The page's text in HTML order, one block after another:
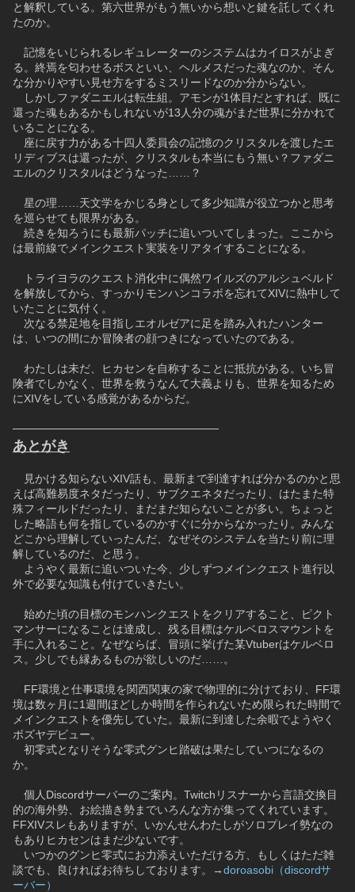
と解釈している。第六世界がもう無いから想いと鍵を託してくれ
たのか。
記憶をいじられるレギュレーターのシステムはカイロスがよぎ
る。終焉を匂わせるボスといい、ヘルメスだった魂なのか、そん
な分かりやすい見せ方をするミスリードなのか分からない。
しかしファダニエルは転生組。アモンが1体目だとすれば、既に
還った魂もあるかもしれないが13人分の魂がまだ世界に分かれて
いることになる。
座に戻す力がある十四人委員会の記憶のクリスタルを渡したエ
リディブスは還ったが、クリスタルも本当にもう無い？ファダニ
エルのクリスタルはどうなった……？
星の理……天文学をかじる身として多少知識が役立つかと思考
を巡らせても限界がある。
続きを知ろうにも最新パッチに追いついてしまった。ここから
は最前線でメインクエスト実装をリアタイすることになる。
トライヨラのクエスト消化中に偶然ワイルズのアルシュベルド
を解放してから、すっかりモンハンコラボを忘れてXIVに熱中して
いたことに気付く。
次なる禁足地を目指しエオルゼアに足を踏み入れたハンター
は、いつの間にか冒険者の顔つきになっていたのである。
わたしは未だ、ヒカセンを自称することに抵抗がある。いち冒
険者でしかなく、世界を救うなんて大義よりも、世界を知るため
にXIVをしている感覚があるからだ。
──────────────────────────
あとがき
見かける知らないXIV話も、最新まで到達すれば分かるのかと思
えば高難易度ネタだったり、サブクエネタだったり、はたまた特
殊フィールドだったり、まだまだ知らないことが多い。ちょっと
した略語も何を指しているのかすぐに分からなかったり。みんな
どこから理解していったんだ、なぜそのシステムを当たり前に理
解しているのだ、と思う。
ようやく最新に追いついた今、少しずつメインクエスト進行以
外で必要な知識も付けていきたい。
始めた頃の目標のモンハンクエストをクリアすること、ピクト
マンサーになることは達成し、残る目標はケルベロスマウントを
手に入れること。なぜならば、冒頭に挙げた某Vtuberはケルベロ
ス。少しでも縁あるものが欲しいのだ……。
FF環境と仕事環境を関西関東の家で物理的に分けており、FF環
境は数ヶ月に1週間ほどしか時間を作られないため限られた時間で
メインクエストを優先していた。最新に到達した余暇でようやく
ボズヤデビュー。
初零式となりそうな零式グンヒ踏破は果たしていつになるの
か。
個人Discordサーバーのご案内。Twitchリスナーから言語交換目
的の海外勢、お絵描き勢までいろんな方が集ってくれています。
FFXIVスレもありますが、いかんせんわたしがソロプレイ勢なの
もありヒカセンはまだ少ないです。
いつかのグンヒ零式にお力添えいただける方、もしくはただ雑
談でも、良ければお待ちしております。→doroasobi（discordサ
ーバー）